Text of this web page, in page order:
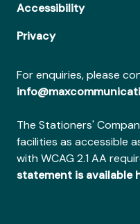
Accessibility
Privacy
For enquiries, please
The Stationers'
facilities as accessible
with WCAG 2.1 AA
statement is available